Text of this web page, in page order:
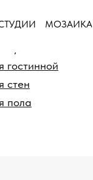
МОЗАИКА
гостинной
стен
пола